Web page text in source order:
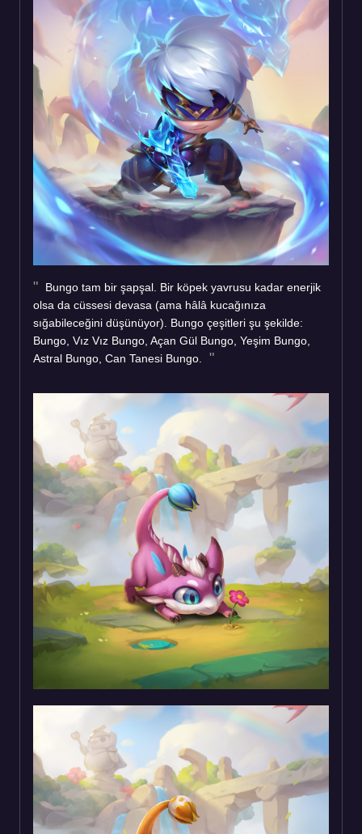
Bungo tam bir şapşal. Bir köpek yavrusu kadar enerjik
olsa da cüssesi devasa (ama hâlâ kucağınıza
sığabileceğini düşünüyor). Bungo çeşitleri şu şekilde:
Bungo, Vız Vız Bungo, Açan Gül Bungo, Yeşim Bungo,
Astral Bungo, Can Tanesi Bungo.